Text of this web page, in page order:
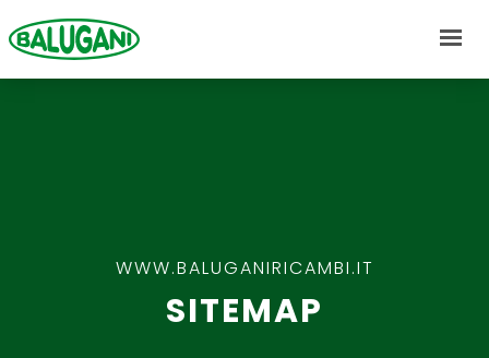
NEWS
MARCHI
WWW.BALUGANIRICAMBI.IT
SITEMAP